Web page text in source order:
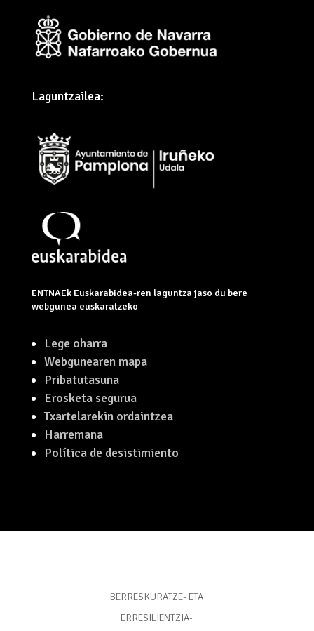
Laguntzailea:
ENTNAEk Euskarabidea-ren laguntza jaso du bere
webgunea euskaratzeko
Lege oharra
Webgunearen mapa
Pribatutasuna
Erosketa segurua
Txartelarekin ordaintzea
Harremana
Política de desistimiento
BERRESKURATZE- ETA
ERRESILIENTZIA-